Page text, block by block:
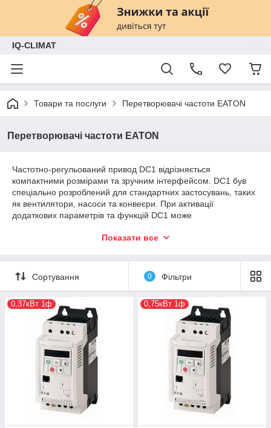
IQ-CLIMAT
Товари та послуги Перетворювачі частоти EATON
Перетворювачі частоти EATON
Частотно-регульований привод DC1 відрізняється
компактними розмірами та зручним інтерфейсом. DC1 був
спеціально розроблений для стандартних застосувань, таких
як вентилятори, насоси та конвеєри. При активації
додаткових параметрів та функцій DC1 може
(найвищий ККД). Завдяки швидкому та простому введенню в
виробництва. Завдяки різним доступним мережевим
напругам та діапазону потужності від 0,37 до 22 кВт DC1
забезпечує максимальну гнучкість.
Показати все
Сортування 0 Фільтри
0,37кВт 1ф 0,75кВт 1ф